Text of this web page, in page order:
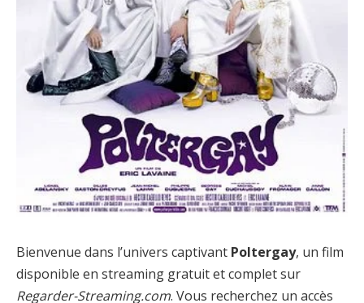
Bienvenue dans l’univers captivant Poltergay, un film
disponible en streaming gratuit et complet sur
Regarder-Streaming.com. Vous recherchez un accès